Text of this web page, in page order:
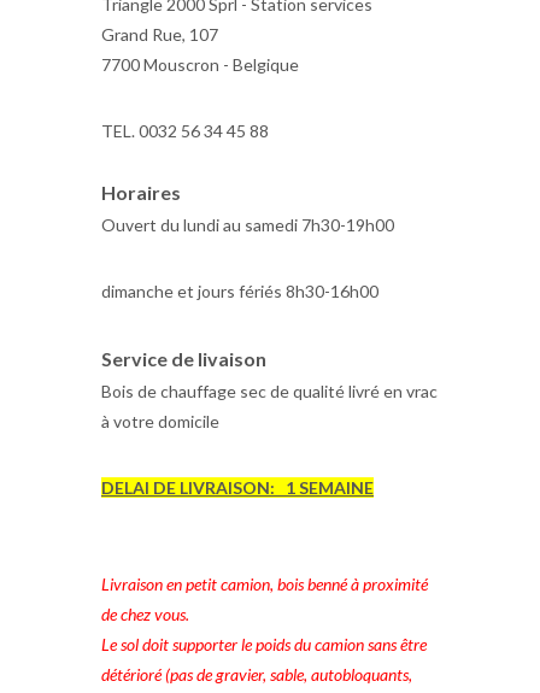
Triangle 2000 Sprl - Station services
Grand Rue, 107
7700 Mouscron - Belgique
TEL. 0032 56 34 45 88
Horaires
Ouvert du lundi au samedi 7h30-19h00
dimanche et jours fériés 8h30-16h00
Service de livaison
Bois de chauffage sec de qualité livré en vrac
à votre domicile
DELAI DE LIVRAISON: 1 SEMAINE
Livraison en petit camion, bois benné à proximité
de chez vous.
Le sol doit supporter le poids du camion sans être
détérioré (pas de gravier, sable, autobloquants,